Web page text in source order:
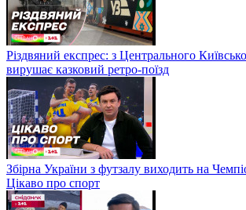
Різдвяний експрес: з Центрального
вирушає казковий ретро-поїзд
Збірна України з футзалу виходить на
Цікаво про спорт